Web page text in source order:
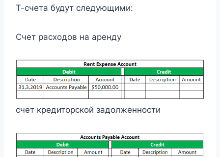
Т-счета будут следующими:
Счет расходов на аренду
счет кредиторской задолженности